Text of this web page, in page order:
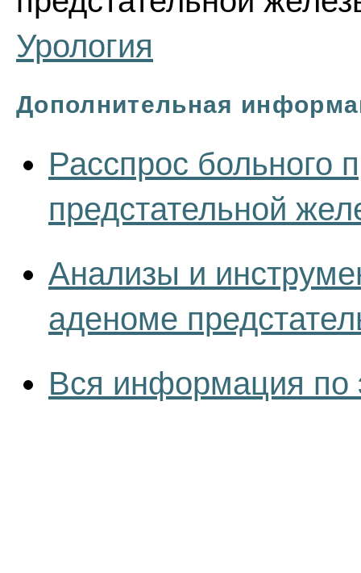
Урология
Дополнительная
Расспрос больного
предстательной
Анализы и
аденоме
Вся информация по